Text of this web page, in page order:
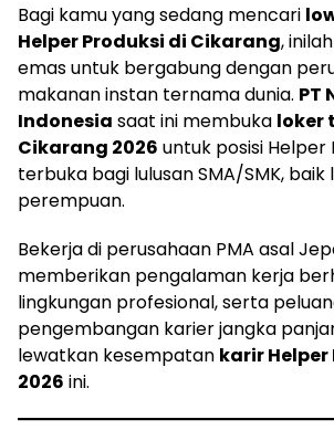
Bagi kamu yang sedang mencari
Helper Produksi di Cikarang,
emas untuk bergabung dengan
makanan instan ternama dunia. PT
Indonesia saat ini membuka loker
Cikarang 2026 untuk posisi Helper
terbuka bagi lulusan SMA/SMK,
perempuan.
Bekerja di perusahaan PMA asal
memberikan pengalaman kerja
lingkungan profesional, serta
pengembangan karier jangka
lewatkan kesempatan karir
2026 ini.